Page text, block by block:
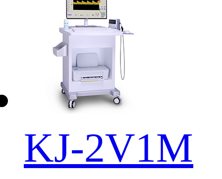
KJ-2V1M